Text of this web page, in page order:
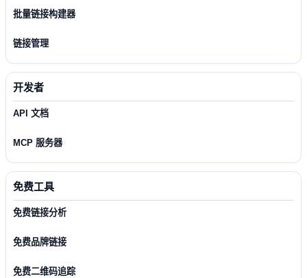
批量链接构建器
链接管理
开发者
API 文档
MCP 服务器
免费工具
免费链接分析
免费品牌链接
免费二维码追踪